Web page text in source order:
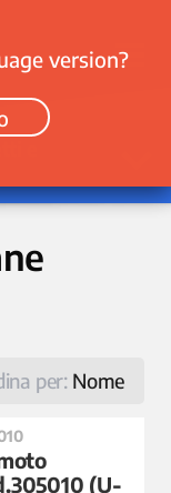
per: Nome
(U-
version?